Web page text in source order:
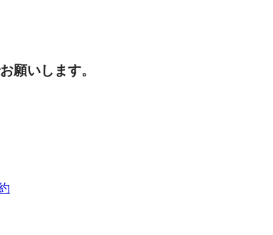
願いします。